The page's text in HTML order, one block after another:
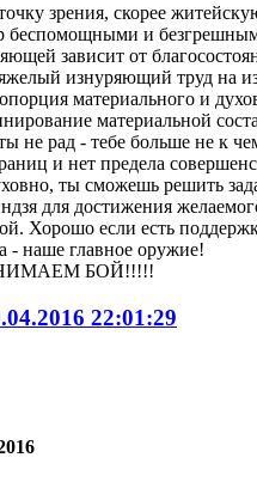
зрения, скорее
беспомощными и
зависит от
изнуряющий труд на
материального и
материальной
не рад - тебе больше не к
и нет предела
ты сможешь решить
для достижения
Хорошо если есть
наше главное оружие!
БОЙ!!!!!
22:01:29